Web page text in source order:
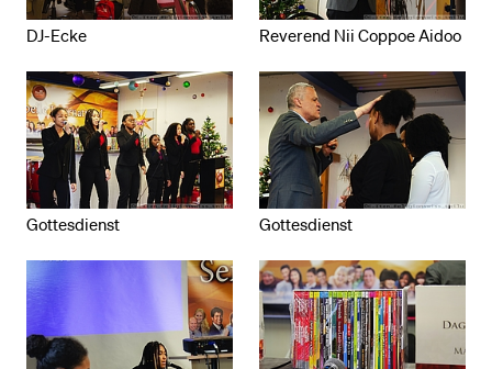
DJ-Ecke Reverend Nii Coppoe Aidoo
Gottesdienst Gottesdienst